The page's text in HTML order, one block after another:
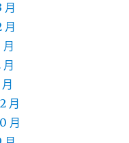
月
月
月
月